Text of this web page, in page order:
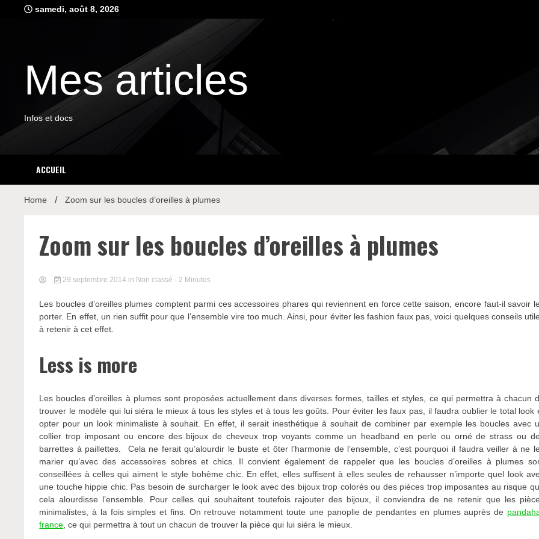
samedi, août 8, 2026
Mes articles
Infos et docs
ACCUEIL
Home Zoom sur les boucles d’oreilles à plumes
Zoom sur les boucles d’oreilles à plumes
29 septembre 2014 in Non classé - 2 Minutes
Les boucles d’oreilles plumes comptent parmi ces accessoires phares qui reviennent en force cette saison, encore faut-il savoir
porter. En effet, un rien suffit pour que l’ensemble vire too much. Ainsi, pour éviter les fashion faux pas, voici quelques conseils
à retenir à cet effet.
Less is more
Les boucles d’oreilles à plumes sont proposées actuellement dans diverses formes, tailles et styles, ce qui permettra à chacun
trouver le modèle qui lui siéra le mieux à tous les styles et à tous les goûts. Pour éviter les faux pas, il faudra oublier le total look
opter pour un look minimaliste à souhait. En effet, il serait inesthétique à souhait de combiner par exemple les boucles avec
collier trop imposant ou encore des bijoux de cheveux trop voyants comme un headband en perle ou orné de strass ou
barrettes à paillettes. Cela ne ferait qu’alourdir le buste et ôter l’harmonie de l’ensemble, c’est pourquoi il faudra veiller à ne
marier qu’avec des accessoires sobres et chics. Il convient également de rappeler que les boucles d’oreilles à plumes
conseillées à celles qui aiment le style bohème chic. En effet, elles suffisent à elles seules de rehausser n’importe quel look
une touche hippie chic. Pas besoin de surcharger le look avec des bijoux trop colorés ou des pièces trop imposantes au risque
cela alourdisse l’ensemble. Pour celles qui souhaitent toutefois rajouter des bijoux, il conviendra de ne retenir que les
minimalistes, à la fois simples et fins. On retrouve notamment toute une panoplie de pendantes en plumes auprès de
france , ce qui permettra à tout un chacun de trouver la pièce qui lui siéra le mieux.